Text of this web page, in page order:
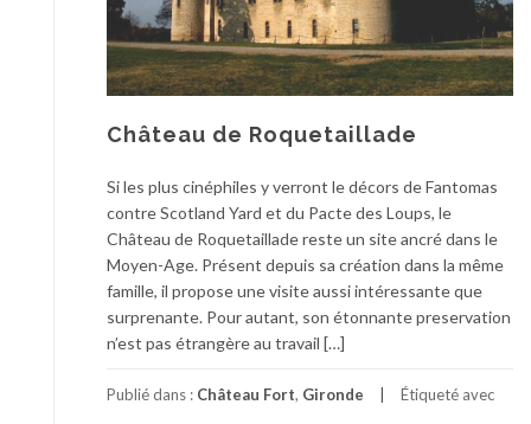
Château de Roquetaillade
Si les plus cinéphiles y verront le décors de Fantomas
contre Scotland Yard et du Pacte des Loups, le
Château de Roquetaillade reste un site ancré dans le
Moyen-Age. Présent depuis sa création dans la même
famille, il propose une visite aussi intéressante que
surprenante. Pour autant, son étonnante preservation
n’est pas étrangère au travail […]
Publié dans : Château Fort, Gironde Étiqueté avec